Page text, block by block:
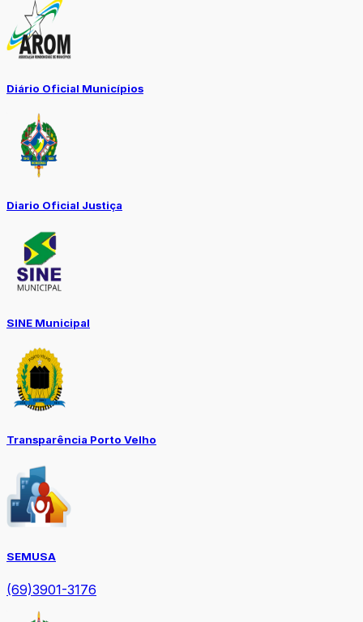
Diário Oficial Municípios
Diario Oficial Justiça
SINE Municipal
Transparência Porto Velho
SEMUSA
(69)3901-3176